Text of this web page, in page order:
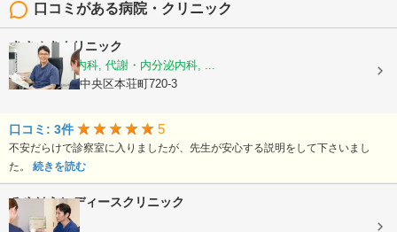
口コミがある病院・クリニック
きさぬきクリニック
糖尿病内科, 内科, 代謝・内分泌内科, ...
熊本県熊本市中央区本荘町720-3
口コミ: 3件 5
不安だらけで診察室に入りましたが、先生が安心する説明をして下さいまし
た。 続きを読む
みやはらレディースクリニック
婦人科